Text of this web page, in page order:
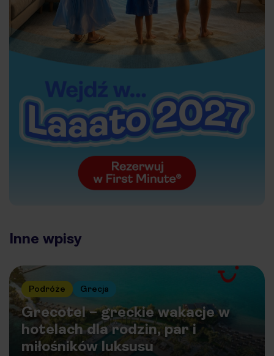
Inne wpisy
Podróże Grecja
Grecotel – greckie wakacje w
hotelach dla rodzin, par i
miłośników luksusu